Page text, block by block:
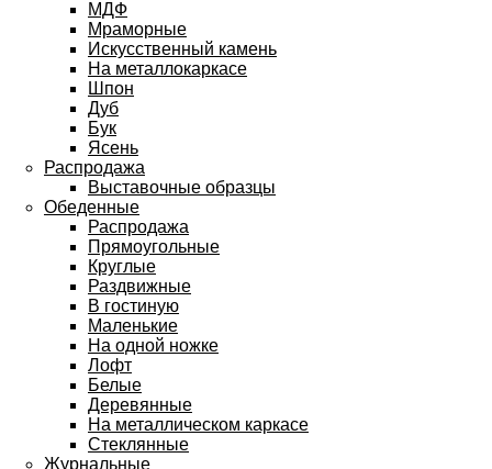
МДФ
Мраморные
Искусственный камень
На металлокаркасе
Шпон
Дуб
Бук
Ясень
Распродажа
Выставочные образцы
Обеденные
Распродажа
Прямоугольные
Круглые
Раздвижные
В гостиную
Маленькие
На одной ножке
Лофт
Белые
Деревянные
На металлическом каркасе
Стеклянные
Журнальные